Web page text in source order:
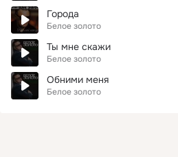
Города
Белое золото
Ты мне скажи
Белое золото
Обними меня
Белое золото